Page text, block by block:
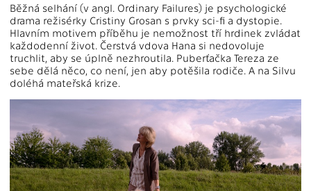
Běžná selhání (v angl. Ordinary Failures) je psychologické
drama režisérky Cristiny Grosan s prvky sci-fi a dystopie.
Hlavním motivem příběhu je nemožnost tří hrdinek zvládat
každodenní život. Čerstvá vdova Hana si nedovoluje
truchlit, aby se úplně nezhroutila. Puberťačka Tereza ze
sebe dělá něco, co není, jen aby potěšila rodiče. A na Silvu
doléhá mateřská krize.